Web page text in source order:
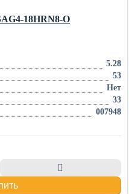
18HRN8-O
5.28
53
Нет
33
007948